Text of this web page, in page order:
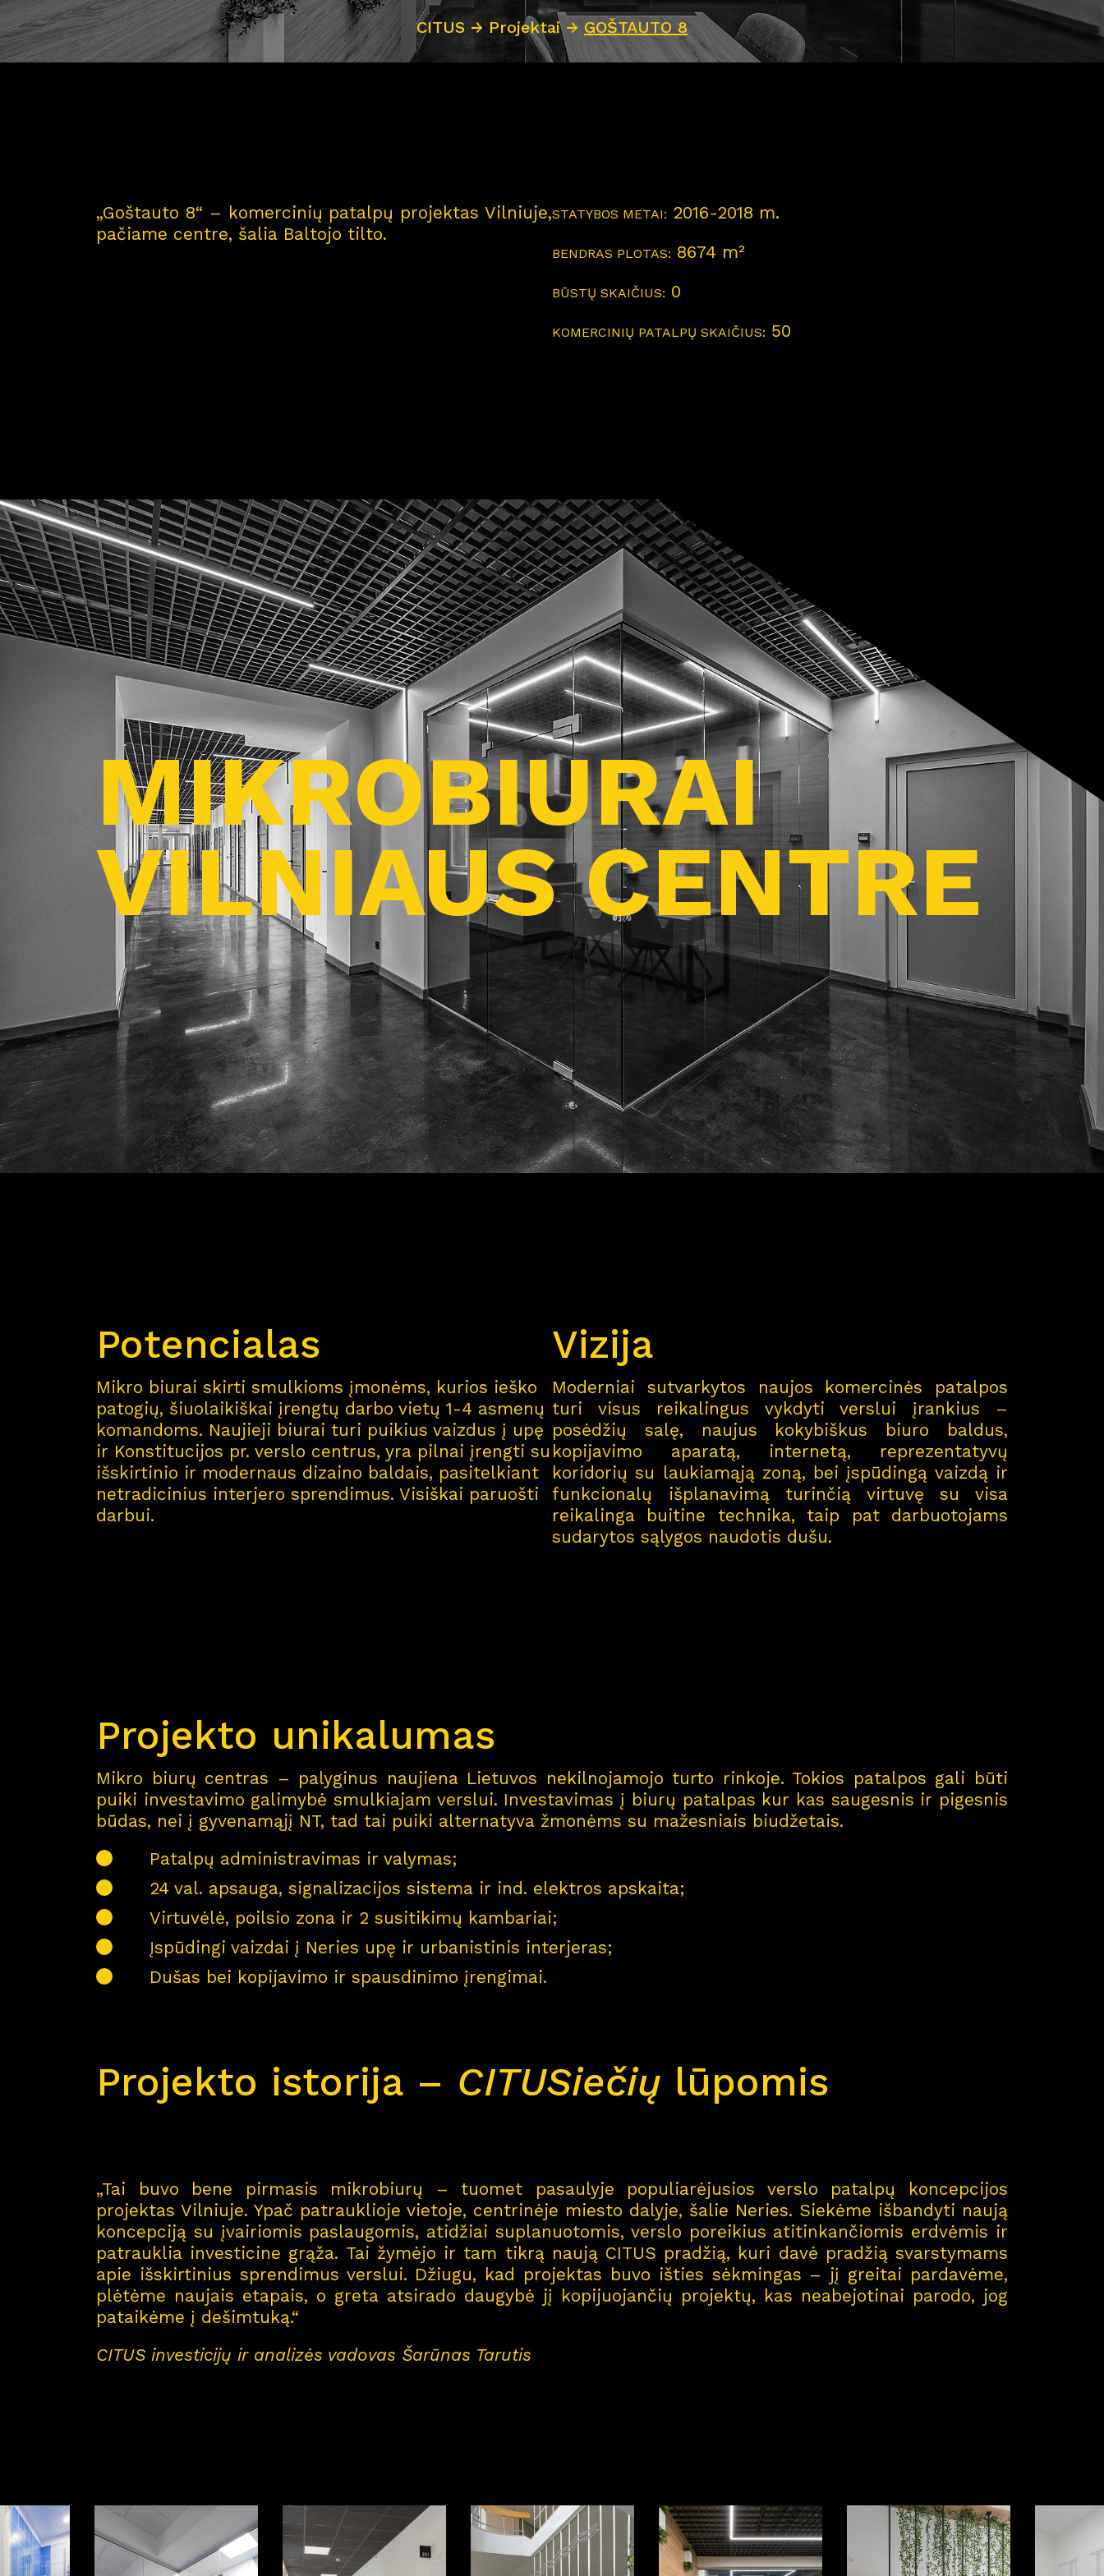
ektai
Apiemus
Karj era 11
ienos
CITUS →Projektai → GOŠTAUTO 8
„Goštauto 8“ – komercinių patalpų projektas Vilniuje,
pačiame centre, šalia Baltojo tilto.
STATYBOS METAI: 2016-2018 m.
BENDRAS PLOTAS: 8674 m²
BŪSTŲ SKAIČIUS: 0
KOMERCINIŲ PATALPŲ SKAIČIUS: 50
MIKROBIURAI
VILNIAUS CENTRE
Potencialas
Mikro biurai skirti smulkioms įmonėms, kurios ieško
patogių, šiuolaikiškai įrengtų darbo vietų 1-4 asmenų
komandoms. Naujieji biurai turi puikius vaizdus į upę
ir Konstitucijos pr. verslo centrus, yra pilnai įrengti su
išskirtinio ir modernaus dizaino baldais, pasitelkiant
netradicinius interjero sprendimus. Visiškai paruošti
darbui.
Vizija
Moderniai sutvarkytos naujos komercinės patalpos
turi visus reikalingus vykdyti verslui įrankius –
posėdžių salę, naujus kokybiškus biuro baldus,
kopijavimo aparatą, internetą, reprezentatyvų
koridorių su laukiamąją zoną, bei įspūdingą vaizdą ir
funkcionalų išplanavimą turinčią virtuvę su visa
reikalinga buitine technika, taip pat darbuotojams
sudarytos sąlygos naudotis dušu.
Projekto unikalumas
Mikro biurų centras – palyginus naujiena Lietuvos nekilnojamojo turto rinkoje. Tokios patalpos gali būti
puiki investavimo galimybė smulkiajam verslui. Investavimas į biurų patalpas kur kas saugesnis ir pigesnis
būdas, nei į gyvenamąjį NT, tad tai puiki alternatyva žmonėms su mažesniais biudžetais.
Patalpų administravimas ir valymas;
24 val. apsauga, signalizacijos sistema ir ind. elektros apskaita;
Virtuvėlė, poilsio zona ir 2 susitikimų kambariai;
Įspūdingi vaizdai į Neries upę ir urbanistinis interjeras;
Dušas bei kopijavimo ir spausdinimo įrengimai.
Projekto istorija – CITUSiečių lūpomis
„Tai buvo bene pirmasis mikrobiurų – tuomet pasaulyje populiarėjusios verslo patalpų koncepcijos
projektas Vilniuje. Ypač patrauklioje vietoje, centrinėje miesto dalyje, šalie Neries. Siekėme išbandyti naują
koncepciją su įvairiomis paslaugomis, atidžiai suplanuotomis, verslo poreikius atitinkančiomis erdvėmis ir
patrauklia investicine grąža. Tai žymėjo ir tam tikrą naują CITUS pradžią, kuri davė pradžią svarstymams
apie išskirtinius sprendimus verslui. Džiugu, kad projektas buvo išties sėkmingas – jį greitai pardavėme,
plėtėme naujais etapais, o greta atsirado daugybė jį kopijuojančių projektų, kas neabejotinai parodo, jog
pataikėme į dešimtuką.“
CITUS investicijų ir analizės vadovas Šarūnas Tarutis